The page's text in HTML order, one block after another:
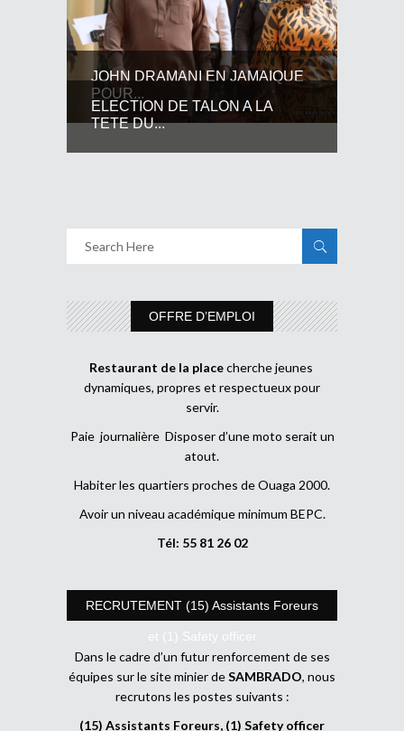
JOHN DRAMANI EN JAMAIQUE
POUR...
ELECTION DE TALON A LA
TETE DU...
OFFRE D’EMPLOI
Restaurant de la placecherche jeunes
dynamiques, propres et respectueux pour
servir.
Paie journalière Disposer d’une moto serait un
atout.
Habiter les quartiers proches de Ouaga 2000.
Avoir un niveau académique minimum BEPC.
Tél: 55 81 26 02
RECRUTEMENT (15) Assistants Foreurs
et (1) Safety officer
Dans le cadre d’un futur renforcement de ses
équipes sur le site minier deSAMBRADO, nous
recrutons les postes suivants :
(15) Assistants Foreurs, (1) Safety officer